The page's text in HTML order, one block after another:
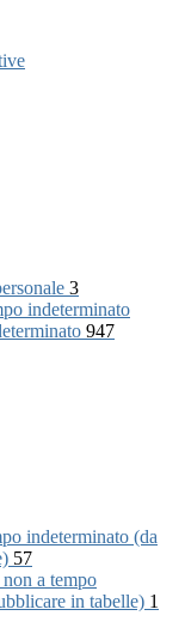
3
indeterminato
947
indeterminato (da
57
a tempo
in tabelle) 1